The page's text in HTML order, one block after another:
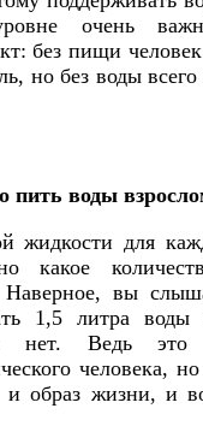
очень
без пищи
но без воды
пить воды
жидкости для
какое
Наверное, вы
1,5 литра
нет. Ведь это
человека,
и образ жизни, и